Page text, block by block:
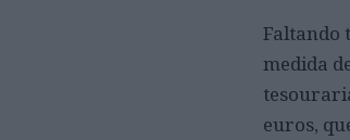
Faltando
medida
euros,